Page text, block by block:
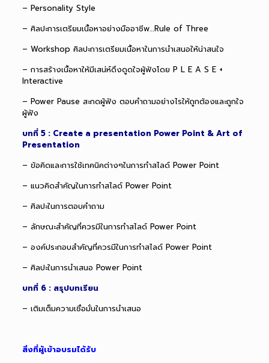
– Personality Style
– ศิลปะการเตรียมเนื้อหาอย่างมืออาชีพ…Rule of Three
– Workshop ศิลปะการเตรียมเนื้อหาในการนำเสนอให้น่าสนใจ
– การสร้างเนื้อหาให้มีเสน่ห์ดึงดูดใจผู้ฟังโดย P L E A S E +
Interactive
– Power Pause สะกดผู้ฟัง ตอบคำถามอย่างไรให้ถูกต้องและถูกใจ
ผู้ฟัง
บทที่ 5 : Create a presentation Power Point & Art of
Presentation
– ข้อคิดและการใช้เทคนิคต่างๆในการทำสไลด์ Power Point
– แนวคิดสำคัญในการทำสไลด์ Power Point
– ศิลปะในการตอบคำถาม
– ลักษณะสำคัญที่ควรมีในการทำสไลด์ Power Point
– องค์ประกอบสำคัญที่ควรมีในการทำสไลด์ Power Point
– ศิลปะในการนำเสนอ Power Point
บทที่ 6 : สรุปบทเรียน
– เติมเต็มความเชื่อมั่นในการนำเสนอ
สิ่งที่ผู้เข้าอบรมได้รับ